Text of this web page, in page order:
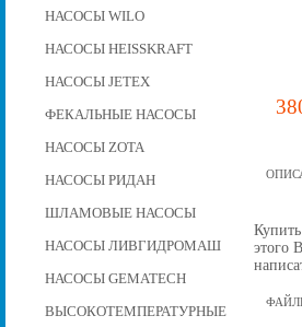
НАСОСЫ WILO
НАСОСЫ HEISSKRAFT
НАСОСЫ JETEX
ФЕКАЛЬНЫЕ НАСОСЫ
НАСОСЫ ZOTA
НАСОСЫ РИДАН
ШЛАМОВЫЕ НАСОСЫ
НАСОСЫ ЛИВГИДРОМАШ
НАСОСЫ GEMATECH
ВЫСОКОТЕМПЕРАТУРНЫЕ
этого